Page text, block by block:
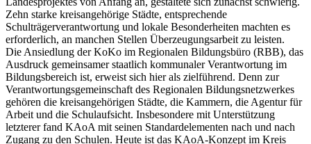
Zehn starke kreisangehörige Städte, entsprechende
Schulträgerverantwortung und lokale Besonderheiten machten es
erforderlich, an manchen Stellen Überzeugungsarbeit zu leisten.
Die Ansiedlung der KoKo im Regionalen Bildungsbüro (RBB), das
Ausdruck gemeinsamer staatlich kommunaler Verantwortung im
Bildungsbereich ist, erweist sich hier als zielführend. Denn zur
Verantwortungsgemeinschaft des Regionalen Bildungsnetzwerkes
gehören die kreisangehörigen Städte, die Kammern, die Agentur für
Arbeit und die Schulaufsicht. Insbesondere mit Unterstützung
letzterer fand KAoA mit seinen Standardelementen nach und nach
Zugang zu den Schulen. Heute ist das KAoA-Konzept im Kreis